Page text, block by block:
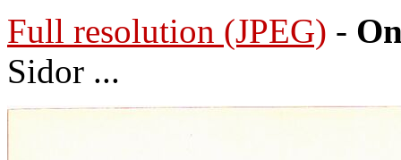
Full resolution (JPEG) -
Sidor ...